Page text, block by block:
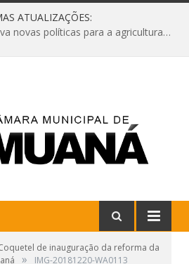
ATUALIZAÇÕES:
Câmara de Muaná aprova novas políticas para a agricultura e solicita reforma da Ponte do Reduto
de inauguração da reforma da
» IMG-20181220-WA0113